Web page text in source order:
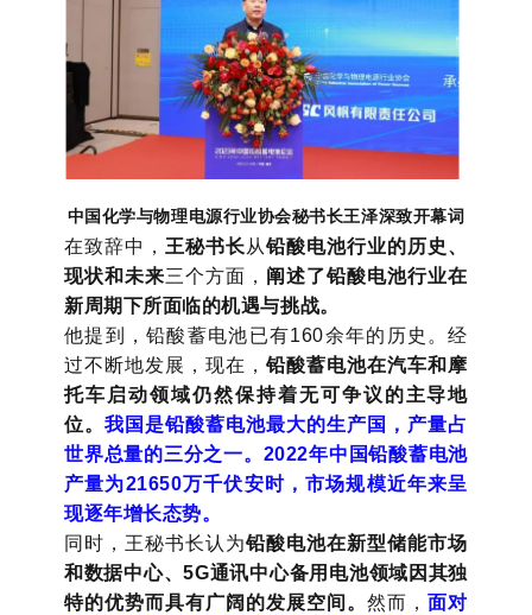
中国化学与物理电源行业协会秘书长王泽深致开幕词
在致辞中， 王秘书长从铅酸电池行业的历史、
现状和未来三个方面， 阐述了铅酸电池行业在
新周期下所面临的机遇与挑战。
他提到，铅酸蓄电池已有160余年的历史。经
过不断地发展，现在，铅酸蓄电池在汽车和摩
托车启动领域仍然保持着无可争议的主导地
位。我国是铅酸蓄电池最大的生产国，产量占
世界总量的三分之一。2022年中国铅酸蓄电池
产量为21650万千伏安时，市场规模近年来呈
现逐年增长态势。
同时，王秘书长认为铅酸电池在新型储能市场
和数据中心、5G通讯中心备用电池领域因其独
特的优势而具有广阔的发展空间。然而，面对